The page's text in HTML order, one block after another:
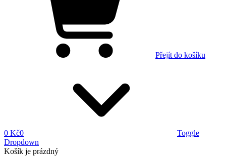
Přejít do košíku
0 Kč0
Toggle
Dropdown
Košík je prázdný